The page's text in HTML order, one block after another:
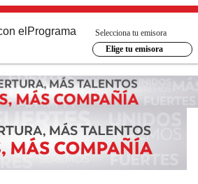
el Programa
Selecciona tu emisora
Elige tu emisora